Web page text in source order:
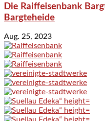
Die Raiffeisenbank
Bargteheide
Aug. 25, 2023